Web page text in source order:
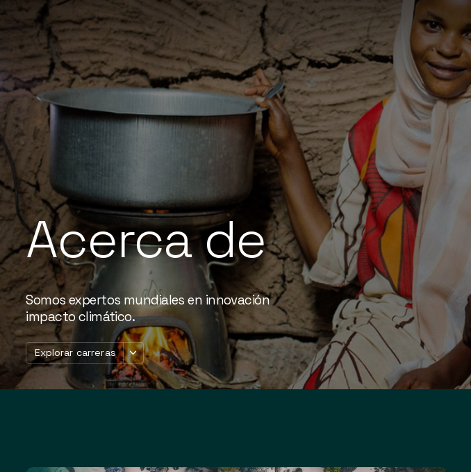
Acercade
Somos expertos mundiales en innovación
impacto climático.
Explorar carreras